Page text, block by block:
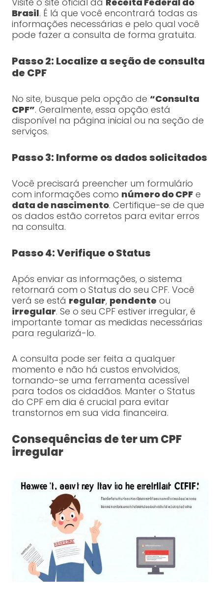
Brasil. É lá que você encontrará todas as
informações necessárias e pelo qual você
pode fazer a consulta de forma gratuita.
Passo 2: Localize a seção de consulta
de CPF
No site, busque pela opção de “Consulta
CPF”. Geralmente, essa opção está
disponível na página inicial ou na seção de
serviços.
Passo 3: Informe os dados solicitados
Você precisará preencher um formulário
com informações como número do CPFe
data de nascimento. Certifique-se de que
os dados estão corretos para evitar erros
na consulta.
Passo 4: Verifique o Status
Após enviar as informações, o sistema
retornará com o Status do seu CPF. Você
verá se está regular, pendente ou
irregular. Se o seu CPF estiver irregular, é
importante tomar as medidas necessárias
para regularizá-lo.
A consulta pode ser feita a qualquer
momento e não há custos envolvidos,
tornando-se uma ferramenta acessível
para todos os cidadãos. Manter o Status
do CPF em dia é crucial para evitar
transtornos em sua vida financeira.
Consequências de ter um CPF
irregular